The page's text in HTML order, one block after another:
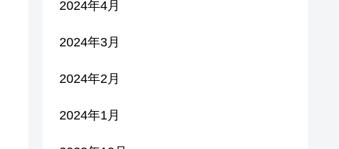
2024年4月
2024年3月
2024年2月
2024年1月